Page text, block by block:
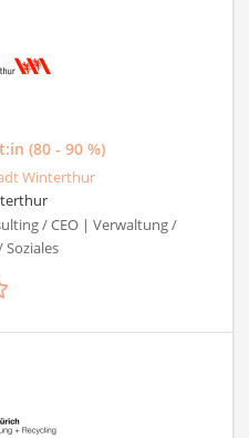
(80 - 90 %)
Winterthur
/ CEO | Verwaltung /
Soziales